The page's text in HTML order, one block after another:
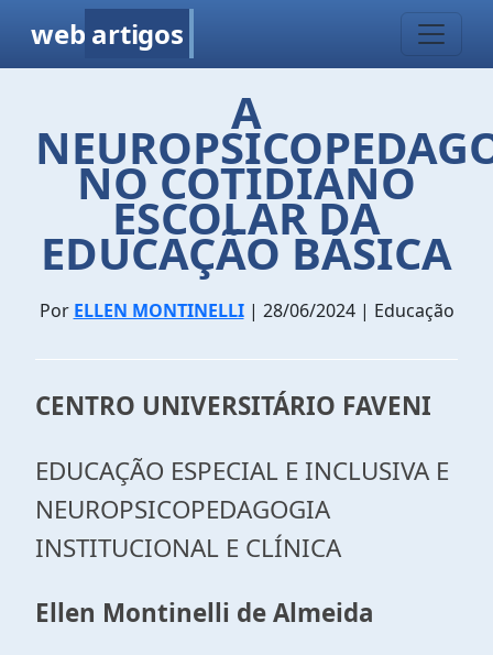
web artigos
A
NO COTIDIANO
ESCOLAR DA
EDUCAÇÃO BÁSICA
Por ELLEN MONTINELLI| 28/06/2024 | Educação
CENTRO UNIVERSITÁRIO FAVENI
EDUCAÇÃO ESPECIAL E INCLUSIVA E
NEUROPSICOPEDAGOGIA
INSTITUCIONAL E CLÍNICA
Ellen Montinelli de Almeida